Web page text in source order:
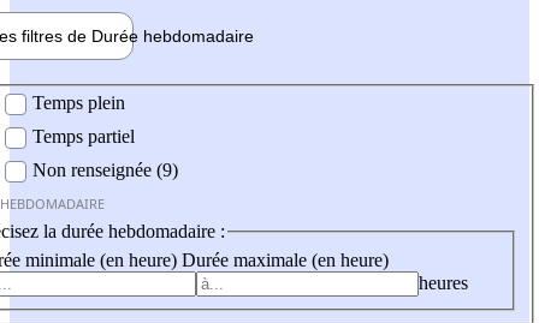
filtres de Durée hebdomadaire
Temps plein
Temps partiel
Non renseignée (9)
la durée hebdomadaire :
minimale (en heure) Durée maximale (en heure)
heures